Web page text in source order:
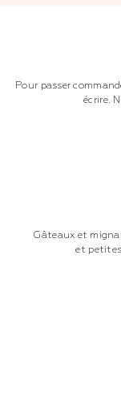
Gâteaux et
et
Pour passer
écrire.